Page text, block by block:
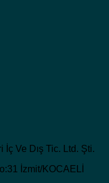
Ve Dış Tic. Ltd. Şti.
İzmit/KOCAELİ